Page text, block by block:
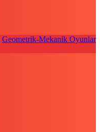
Geometrik-Mekanik Oyunlar